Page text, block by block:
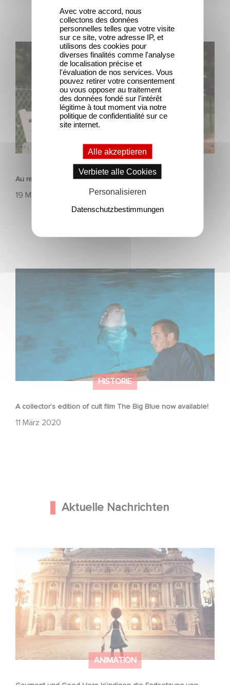
HISTORIE
Au revoir Michel Piccoli !
19 Mai 2020
Au revoir Michel Piccoli !
HISTORIE
A collector’s edition of cult film The Big Blue now available!
11 März 2020
A collector’s edition of cult film The Big Blue now
Aktuelle Nachrichten
ANIMATION
Gaumont und Good Hero kündigen die Fortsetzung von
Ballerina - Gib deinen Traum niemals auf an
Avec votre accord, nous
collectons des données
personnelles telles que votre visite
sur ce site, votre adresse IP, et
utilisons des cookies pour
diverses finalités comme l'analyse
de localisation précise et
l'évaluation de nos services. Vous
pouvez retirer votre consentement
ou vous opposer au traitement
des données fondé sur l'intérêt
légitime à tout moment via notre
politique de confidentialité sur ce
site internet.
Alle akzeptieren
Verbiete alle Cookies
Personalisieren
Datenschutzbestimmungen